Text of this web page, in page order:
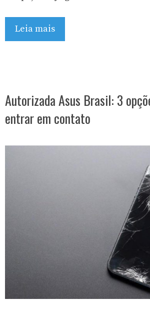
Leia mais
Autorizada Asus Brasil: 3
entrar em contato